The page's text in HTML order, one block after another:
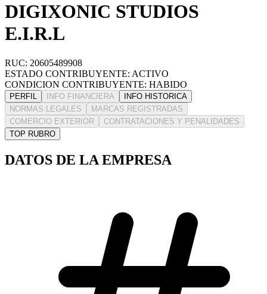
DIGIXONIC STUDIOS
E.I.R.L
RUC: 20605489908
ESTADO CONTRIBUYENTE: ACTIVO
CONDICION CONTRIBUYENTE: HABIDO
PERFIL INFO FINANCIERA
INFO HISTORICA
NORMAS LEGALES
MARCAS REGISTRADAS
COMERCIO EXTERIOR
CONTRATACIONES Y PENALIDADES
TOP RUBRO
DATOS DE LA EMPRESA